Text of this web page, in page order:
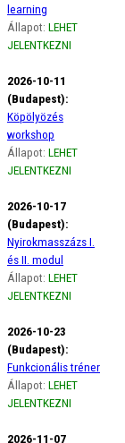
learning
Állapot: LEHET
JELENTKEZNI
2026-10-11
(Budapest):
Köpölyözés
workshop
Állapot: LEHET
JELENTKEZNI
2026-10-17
(Budapest):
Nyirokmasszázs I.
és II. modul
Állapot: LEHET
JELENTKEZNI
2026-10-23
(Budapest):
Funkcionális tréner
Állapot: LEHET
JELENTKEZNI
2026-11-07